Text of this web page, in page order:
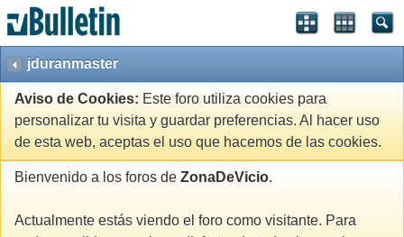
jduranmaster
Aviso de Cookies: Este foro utiliza cookies para
personalizar tu visita y guardar preferencias. Al hacer uso
de esta web, aceptas el uso que hacemos de las cookies.
Bienvenido a los foros de ZonaDeVicio.
Actualmente estás viendo el foro como visitante. Para